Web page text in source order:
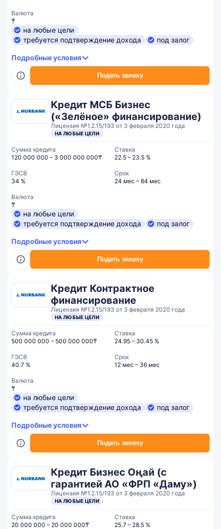
Подать заявку
Валюта
₸
на любые цели
требуется подтверждение дохода
под залог
Подробные условия
Кредит МСБ Бизнес
(«Зелёное» финансирование)
Лицензия №1.2.15/193 от 3 февраля 2020 года
НА ЛЮБЫЕ ЦЕЛИ
Подать заявку
Сумма кредита
120 000 000 – 3 000 000 000₸
Ставка
22.5 – 23.5 %
ГЭСВ
34 %
Срок
24 мес – 84 мес
Валюта
₸
на любые цели
требуется подтверждение дохода
под залог
Подробные условия
Кредит Контрактное
финансирование
Лицензия №1.2.15/193 от 3 февраля 2020 года
НА ЛЮБЫЕ ЦЕЛИ
Подать заявку
Сумма кредита
500 000 000 – 500 000 000₸
Ставка
24.95 – 30.45 %
ГЭСВ
40.7 %
Срок
12 мес – 36 мес
Валюта
₸
на любые цели
требуется подтверждение дохода
под залог
Подробные условия
Кредит Бизнес Оңай (с
гарантией АО «ФРП «Даму»)
Лицензия №1.2.15/193 от 3 февраля 2020 года
НА ЛЮБЫЕ ЦЕЛИ
Сумма кредита
20 000 000 – 20 000 000₸
Ставка
25.7 – 28.5 %